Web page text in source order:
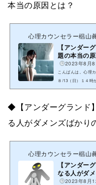
本当の原因とは？
心理カウンセラー椙山
【アンダー
題の本当の
2023年8月8
こんばんは。心理
８/13（日）１４時
ご縁を感じた方や
◆【アンダーグランド
る人がダメンズばかり
心理カウンセラー椙山
【アンダー
なる人がダ
2023年8月